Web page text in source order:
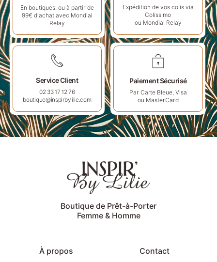
En boutiques, ou à partir de
99€ d'achat avec Mondial
Relay
Expédition de vos colis via
Colissimo
ou Mondial Relay
Service Client
02 33 17 12 76
boutique@inspirbylilie.com
Paiement Sécurisé
Par Carte Bleue, Visa
ou MasterCard
Boutique de Prêt-à-Porter
Femme & Homme
À propos Contact